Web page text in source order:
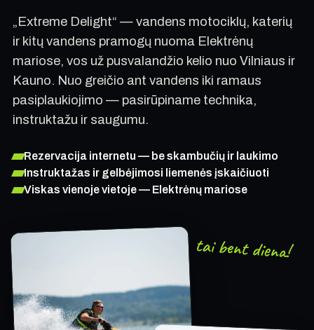
„Extreme Delight“ — vandens motociklų, katerių
ir kitų vandens pramogų nuoma Elektrėnų
mariose, vos už pusvalandžio kelio nuo Vilniaus ir
Kauno. Nuo greičio ant vandens iki ramaus
pasiplaukiojimo — pasirūpiname technika,
instruktažu ir saugumu.
Rezervacija internetu — be skambučių ir laukimo
Instruktažas ir gelbėjimosi liemenės įskaičiuoti
Viskas vienoje vietoje — Elektrėnų mariose
tai bent diena!